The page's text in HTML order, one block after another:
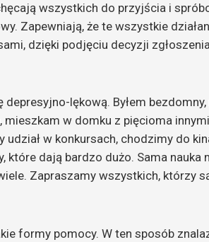
wszystkich do przyjścia i
Zapewniają, że te wszystkie
dzięki podjęciu decyzji
lękową. Byłem bezdomny,
w domku z pięcioma innymi
w konkursach, chodzimy do
dają bardzo dużo. Sama nauka
Zapraszamy wszystkich, którzy
formy pomocy. W ten sposób